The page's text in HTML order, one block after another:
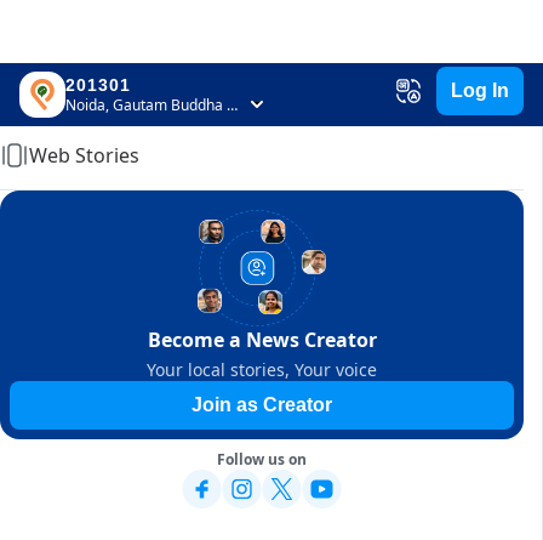
201301
Noida, Gautam Buddha Nagar, Uttar Pradesh
Log In
Home
Web Stories
Become a News Creator
Your local stories, Your voice
Join as Creator
Follow us on